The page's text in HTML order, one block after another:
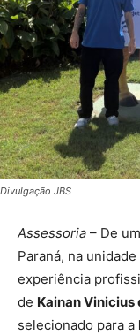
Divulgação JBS
Assessoria – De
Paraná, na unidade
experiência
de Kainan Vinicius
selecionado para a